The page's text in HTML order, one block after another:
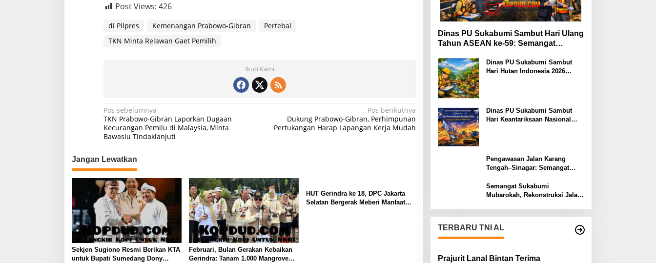
Post Views: 426
di Pilpres Kemenangan Prabowo-Gibran
Pertebal
TKN Minta Relawan Gaet Pemilih
Ikuti Kami
N
a
v
i
g
a
s
i
p
o
s
Pos sebelumnya
TKN Prabowo-Gibran Laporkan Dugaan
Kecurangan Pemilu di Malaysia, Minta
Bawaslu Tindaklanjuti
Pos berikutnya
Dukung Prabowo-Gibran, Perhimpunan
Pertukangan Harap Lapangan Kerja Mudah
Jangan Lewatkan
Sekjen Sugiono Resmi Berikan KTA
untuk Bupati Sumedang Dony
Februari, Bulan Gerakan Kebaikan
Gerindra: Tanam 1.000 Mangrove
HUT Gerindra ke 18, DPC Jakarta
Selatan Bergerak Meberi Manfaat
Dinas PU Sukabumi Sambut Hari Ulang
Tahun ASEAN ke-59: Semangat
BerkelanjutanDinas PU Sukabumi Sambut
Hari Hutan Indonesia 2026
Dinas PU Sukabumi Sambut
Hari Keantariksaan Nasional
Pengawasan Jalan Karang
Tengah–Sinagar: Semangat
Semangat Sukabumi
Mubarokah, Rekonstruksi Jalan
TERBARU TNI AL
Prajurit Lanal Bintan Terima